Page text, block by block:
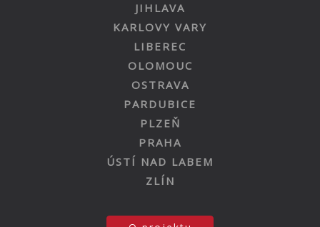
JIHLAVA
KARLOVY VARY
LIBEREC
OLOMOUC
OSTRAVA
PARDUBICE
PLZEŇ
PRAHA
ÚSTÍ NAD LABEM
ZLÍN